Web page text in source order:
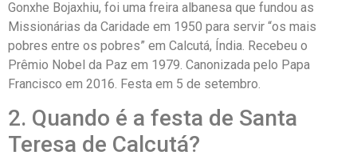
Gonxhe Bojaxhiu, foi uma freira albanesa que fundou as
Missionárias da Caridade em 1950 para servir “os mais
pobres entre os pobres” em Calcutá, Índia. Recebeu o
Prêmio Nobel da Paz em 1979. Canonizada pelo Papa
Francisco em 2016. Festa em 5 de setembro.
2. Quando é a festa de Santa
Teresa de Calcutá?